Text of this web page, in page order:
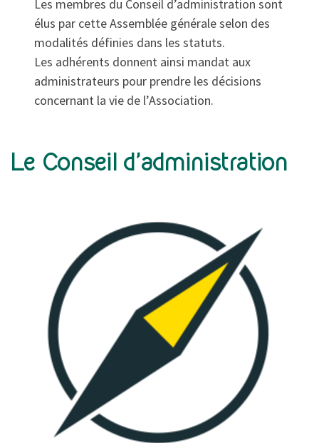
Les membres du Conseil d’administration sont
élus par cette Assemblée générale selon des
modalités définies dans les statuts.
Les adhérents donnent ainsi mandat aux
administrateurs pour prendre les décisions
concernant la vie de l’Association.
Le Conseil d’administration